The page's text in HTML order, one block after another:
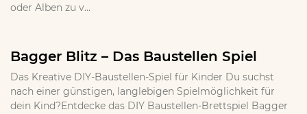
oder Alben zu v...
Bagger Blitz – Das Baustellen Spiel
Das Kreative DIY-Baustellen-Spiel für Kinder Du suchst
nach einer günstigen, langlebigen Spielmöglichkeit für
dein Kind?Entdecke das DIY Baustellen-Brettspiel Bagger